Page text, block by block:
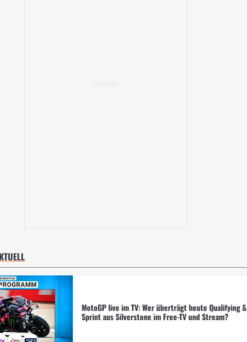
MotoGP live im TV: Wer überträgt heute Qualifying &
Sprint aus Silverstone im Free-TV und Stream?